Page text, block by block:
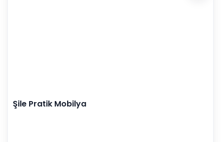
Şile Pratik Mobilya